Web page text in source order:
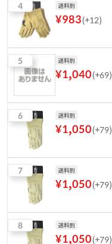
4 送料別
¥983(+12)
5 送料別
¥1,040(+69)
6 送料別
¥1,050(+79)
7 送料別
¥1,050(+79)
8 送料別
¥1,050(+79)